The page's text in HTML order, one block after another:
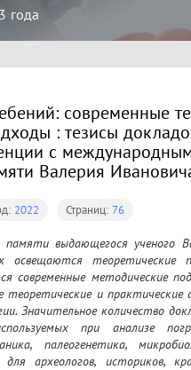
года
современные
: тезисы
с
Валерия
2022 Страниц: 76
выдающегося ученого
освещаются теоретические
современные методические
и практические
Значительное количество
при анализе
палеогенетика,
археологов, историков,